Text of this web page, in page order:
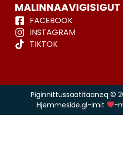
MALINNAAVIGISIGUT
FACEBOOK
INSTAGRAM
TIKTOK
Piginnittussaatitaaneq ©
Hjemmeside.gl-imit
-